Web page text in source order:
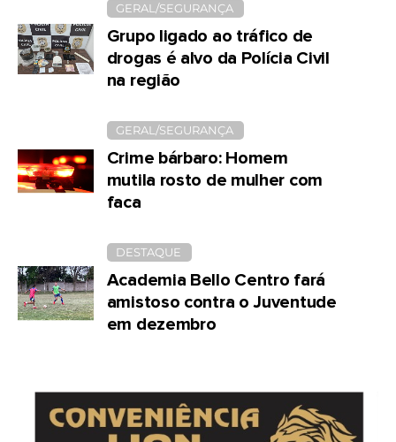
GERAL/SEGURANÇA
Grupo ligado ao tráfico de
drogas é alvo da Polícia Civil
na região
GERAL/SEGURANÇA
Crime bárbaro: Homem
mutila rosto de mulher com
faca
DESTAQUE
Academia Bello Centro fará
amistoso contra o Juventude
em dezembro